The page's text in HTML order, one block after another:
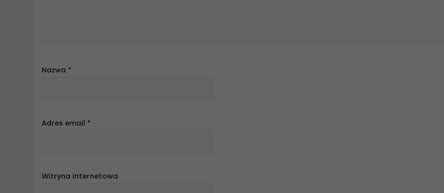
Nazwa *
Adres email *
Witryna internetowa